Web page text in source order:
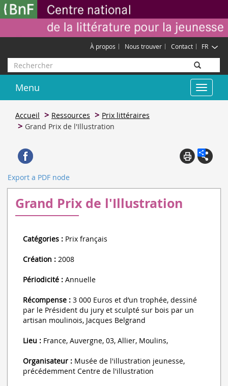
Aller
au
principal
FR
À propos Nous trouver Contact
Rechercher
Toggle
Menu
Accueil Ressources
Prix littéraires
Grand Prix de l'Illustration
Export a PDF node
Grand Prix de l'Illustration
Catégories : Prix français
Création : 2008
Périodicité : Annuelle
Récompense : 3 000 Euros et d’un trophée, dessiné
par le Président du jury et sculpté sur bois par un
artisan moulinois, Jacques Belgrand
Lieu : France, Auvergne, 03, Allier, Moulins,
Organisateur : Musée de l'illustration jeunesse,
précédemment Centre de l'illustration
Gestion des cookies